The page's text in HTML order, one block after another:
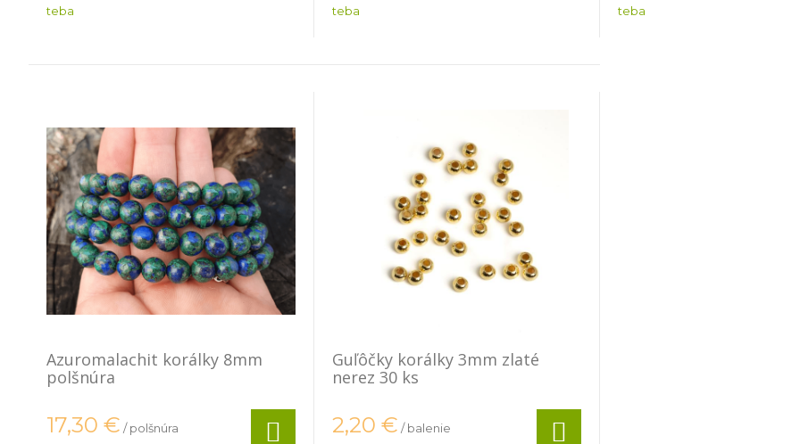
teba teba teba
Azuromalachit korálky 8mm
polšnúra
17,30 € / polšnúra
Guľôčky korálky 3mm zlaté
nerez 30 ks
2,20 € / balenie